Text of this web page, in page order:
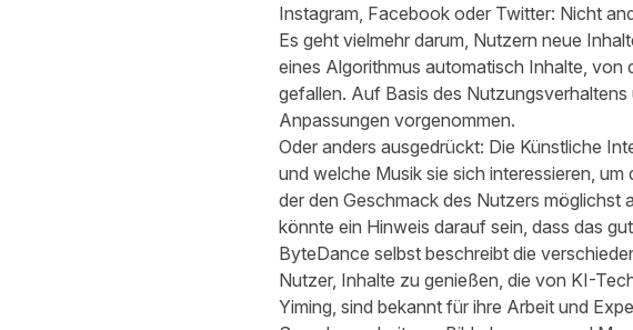
Instagram, Facebook oder Twitter: Nicht
Es geht vielmehr darum, Nutzern neue
eines Algorithmus automatisch Inhalte, von
gefallen. Auf Basis des
Anpassungen vorgenommen.
Oder anders ausgedrückt: Die Künstliche
und welche Musik sie sich interessieren,
der den Geschmack des Nutzers
könnte ein Hinweis darauf sein, dass das
ByteDance selbst beschreibt die
Nutzer, Inhalte zu genießen, die von KI-
Yiming, sind bekannt für ihre Arbeit und